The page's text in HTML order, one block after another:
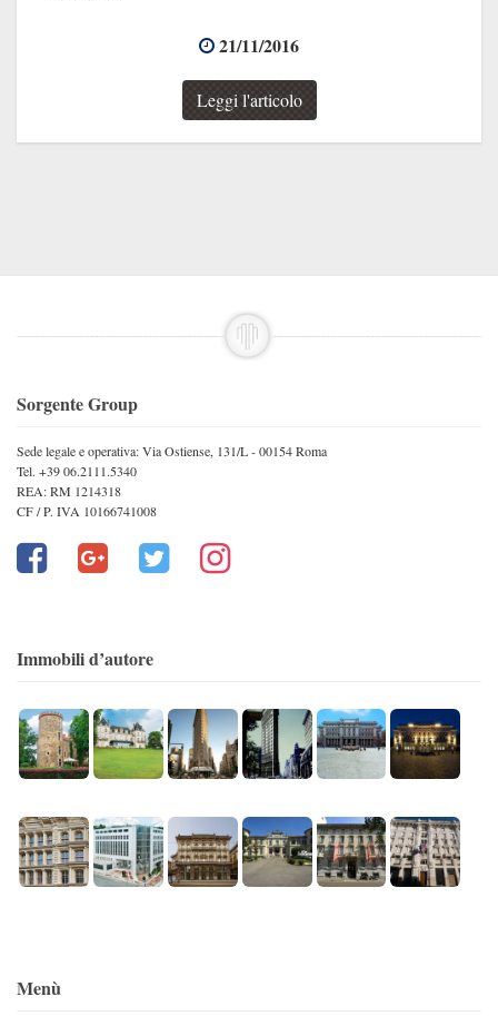
21/11/2016
Leggi l'articolo
Sorgente Group
Sede legale e operativa: Via Ostiense, 131/L - 00154 Roma
Tel. +39 06.2111.5340
REA: RM 1214318
CF / P. IVA 10166741008
Immobili d’autore
Menù